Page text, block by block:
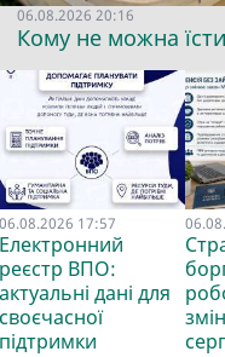
06.08.2026 20:16
Кому не можна
06.08.2026 17:57
Електронний
реєстр ВПО:
актуальні дані для
своєчасної
підтримки